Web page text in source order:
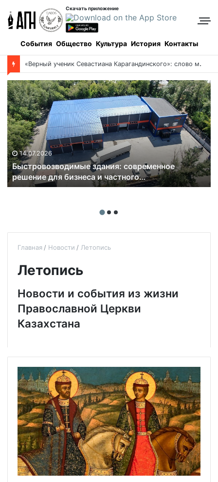
Скачать приложение
События Общество Культура История Контакты
«Верный ученик Севастиана Карагандинского»: слово митрополита Александра о почившем схиархимандрите Пахомии
14.07.2026
Быстровозводимые здания: современное
решение для бизнеса и частного
строительства
Главная Новости Летопись
Летопись
Новости и события из жизни
Православной Церкви
Казахстана